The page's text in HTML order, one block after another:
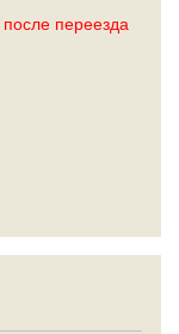
переезда